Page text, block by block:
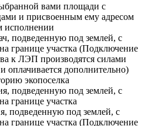
вами площади с
и присвоенным ему адресом
исполнении
подведенную под землей, с
границе участка (Подключение
к ЛЭП производятся силами
оплачивается дополнительно)
экопоселка
подведенную под землей, с
границе участка
подведенную под землей, с
границе участка (Подключение